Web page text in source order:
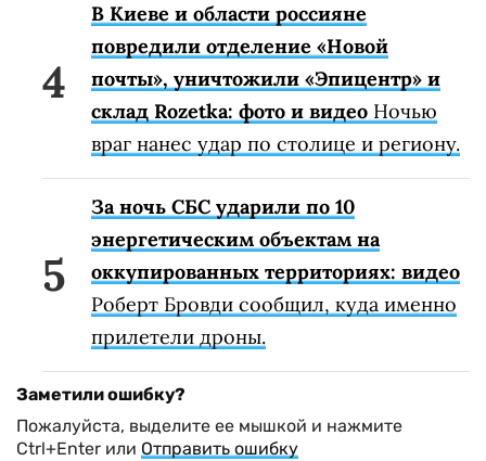
В Киеве и области россияне
повредили отделение «Новой
почты», уничтожили «Эпицентр» и
склад Rozetka: фото и видео Ночью
враг нанес удар по столице и региону.
За ночь СБС ударили по 10
энергетическим объектам на
оккупированных территориях: видео
Роберт Бровди сообщил, куда именно
прилетели дроны.
Заметили ошибку?
Пожалуйста, выделите ее мышкой и нажмите
Ctrl+Enter или Отправить ошибку